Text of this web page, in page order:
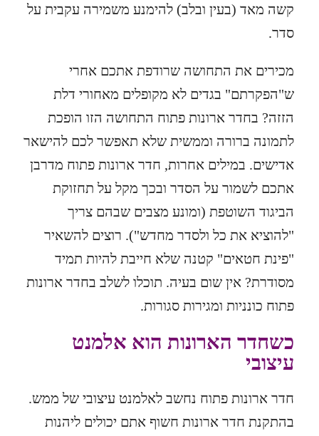
קשה מאד (בעין ובלב) להימנע משמירה עקבית על
סדר.
מכירים את התחושה שרודפת אתכם אחרי
ש"הפקרתם" בגדים לא מקופלים מאחורי דלת
הזזה? בחדר ארונות פתוח התחושה הזו הופכת
לתמונה ברורה וממשית שלא תאפשר לכם להישאר
אדישים. במילים אחרות, חדר ארונות פתוח מדרבן
אתכם לשמור על הסדר ובכך מקל על תחזוקת
הביגוד השוטפת (ומונע מצבים שבהם צריך
"להוציא את כל ולסדר מחדש"). רוצים להשאיר
"פינת חטאים" קטנה שלא חייבת להיות תמיד
מסודרת? אין שום בעיה. תוכלו לשלב בחדר ארונות
פתוח כונניות ומגירות סגורות.
כשחדר הארונות הוא אלמנט
עיצובי
חדר ארונות פתוח נחשב לאלמנט עיצובי של ממש.
בהתקנת חדר ארונות חשוף אתם יכולים ליהנות